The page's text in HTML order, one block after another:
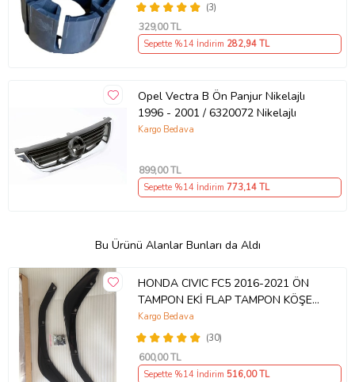
(3)
329,00 TL
Sepette %14 İndirim 282,94 TL
Opel Vectra B Ön Panjur Nikelajlı
1996 - 2001 / 6320072 Nikelajlı
Kargo Bedava
899,00 TL
Sepette %14 İndirim 773,14 TL
Bu Ürünü Alanlar Bunları da Aldı
HONDA CIVIC FC5 2016-2021 ÖN
TAMPON EKİ FLAP TAMPON KÖŞESİ
TAKIM SAĞ SOL KAMPANYA ŞOKK
FİYAT OEM
(30)
Kargo Bedava
600,00 TL
Sepette %14 İndirim 516,00 TL